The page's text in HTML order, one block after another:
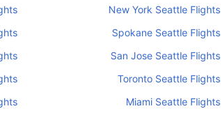
New York Seattle Flights
Spokane Seattle Flights
San Jose Seattle Flights
Toronto Seattle Flights
Miami Seattle Flights